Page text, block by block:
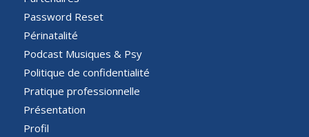
Password Reset
Périnatalité
Podcast Musiques & Psy
Politique de confidentialité
Pratique professionnelle
Présentation
Profil